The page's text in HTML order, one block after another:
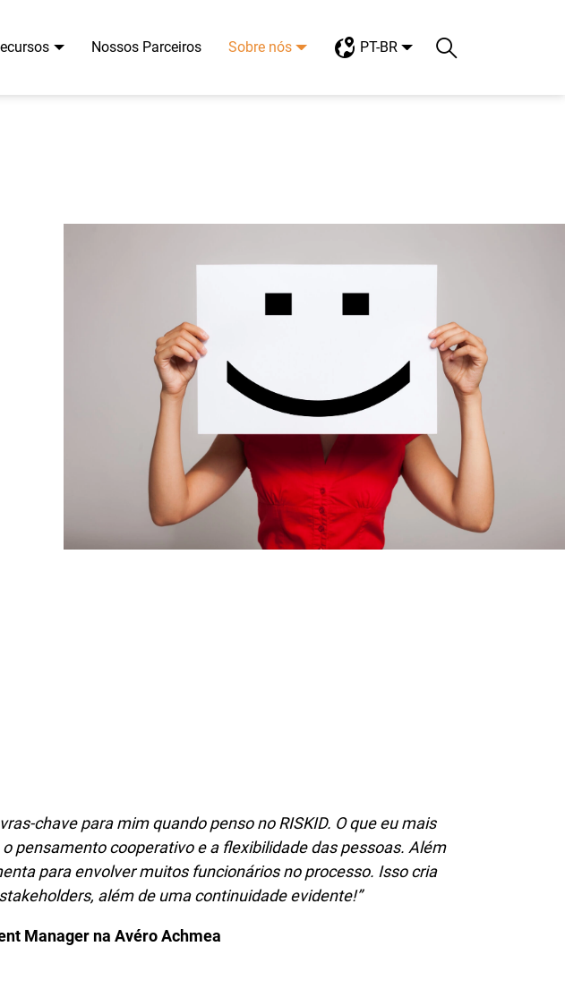
Nossos Parceiros Sobre nós PT-BR Search
chave para mim quando penso no RISKID. O que eu mais
pensamento cooperativo e a flexibilidade das pessoas. Além
para envolver muitos funcionários no processo. Isso cria
além de uma continuidade evidente!”
Manager na Avéro Achmea